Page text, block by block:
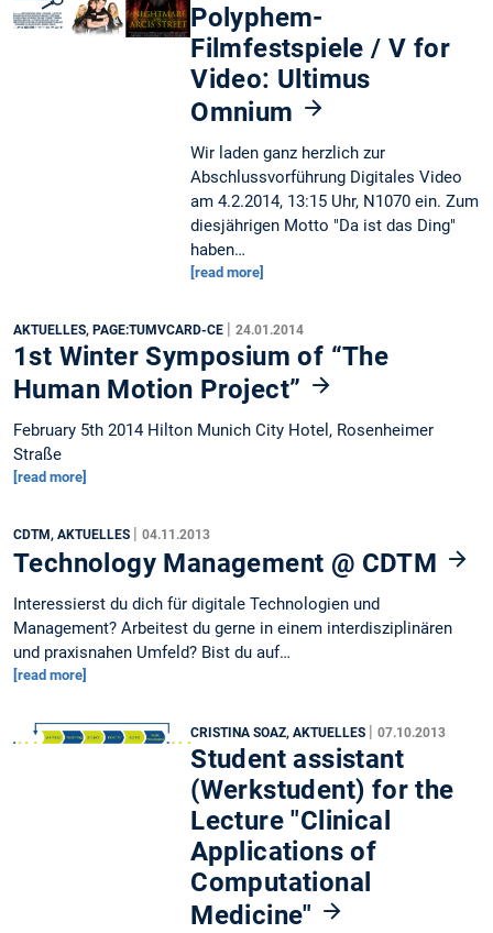
Polyphem-
Filmfestspiele / V for
Video: Ultimus
Omnium
Wir laden ganz herzlich zur
Abschlussvorführung Digitales Video
am 4.2.2014, 13:15 Uhr, N1070 ein. Zum
diesjährigen Motto "Da ist das Ding"
haben…
[read more]
AKTUELLES, PAGE:TUMVCARD-CE | 24.01.2014
1st Winter Symposium of “The
Human Motion Project”
February 5th 2014 Hilton Munich City Hotel, Rosenheimer
Straße
[read more]
CDTM, AKTUELLES | 04.11.2013
Technology Management @ CDTM
Interessierst du dich für digitale Technologien und
Management? Arbeitest du gerne in einem interdisziplinären
und praxisnahen Umfeld? Bist du auf…
[read more]
CRISTINA SOAZ, AKTUELLES |07.10.2013
Student assistant
(Werkstudent) for the
Lecture "Clinical
Applications of
Computational
Medicine"